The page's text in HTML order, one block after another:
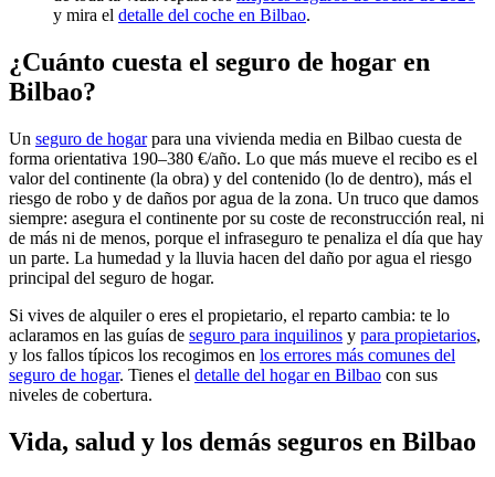
y mira el detalle del coche en Bilbao.
¿Cuánto cuesta el seguro de hogar en
Bilbao?
Un seguro de hogarpara una vivienda media en Bilbao cuesta de
forma orientativa 190–380 €/año. Lo que más mueve el recibo es el
valor del continente (la obra) y del contenido (lo de dentro), más el
riesgo de robo y de daños por agua de la zona. Un truco que damos
siempre: asegura el continente por su coste de reconstrucción real, ni
de más ni de menos, porque el infraseguro te penaliza el día que hay
un parte. La humedad y la lluvia hacen del daño por agua el riesgo
principal del seguro de hogar.
Si vives de alquiler o eres el propietario, el reparto cambia: te lo
aclaramos en las guías de seguro para inquilinos y para propietarios,
y los fallos típicos los recogimos en los errores más comunes del
seguro de hogar. Tienes el detalle del hogar en Bilbao con sus
niveles de cobertura.
Vida, salud y los demás seguros en Bilbao